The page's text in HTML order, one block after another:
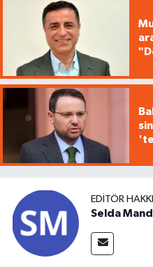
EDITÖR
Selda